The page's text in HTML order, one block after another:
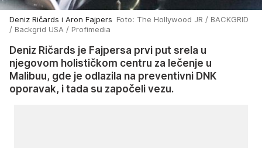
Deniz Ričards i Aron Fajpers Foto: The Hollywood JR / BACKGRID
/ Backgrid USA / Profimedia
Deniz Ričards je Fajpersa prvi put srela u
njegovom holističkom centru za lečenje u
Malibuu, gde je odlazila na preventivni DNK
oporavak, i tada su započeli vezu.